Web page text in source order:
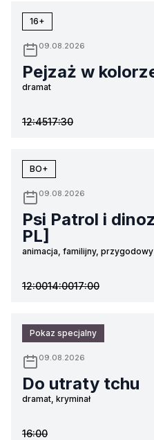
16+
09.08.2026
Pejzaż w
dramat
12:4517:30
BO+
09.08.2026
Psi Patrol i
PL]
animacja, familijny, przygodowy
12:0014:0017:00
Pokaz specjalny
09.08.2026
Do utraty tchu
dramat, kryminał
16:00